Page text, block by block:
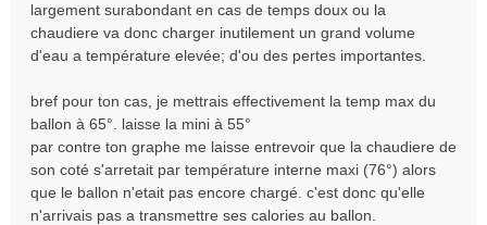
largement surabondant en cas de temps doux ou la
chaudiere va donc charger inutilement un grand volume
d'eau a température elevée; d'ou des pertes importantes.
bref pour ton cas, je mettrais effectivement la temp max du
ballon à 65°. laisse la mini à 55°
par contre ton graphe me laisse entrevoir que la chaudiere de
son coté s'arretait par température interne maxi (76°) alors
que le ballon n'etait pas encore chargé. c'est donc qu'elle
n'arrivais pas a transmettre ses calories au ballon.